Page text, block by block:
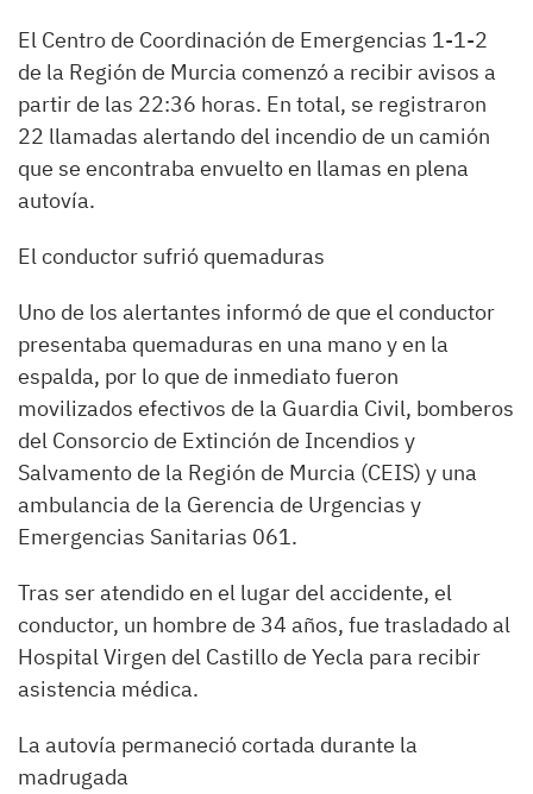
El Centro de Coordinación de Emergencias 1-1-2
de la Región de Murcia comenzó a recibir avisos a
partir de las 22:36 horas. En total, se registraron
22 llamadas alertando del incendio de un camión
que se encontraba envuelto en llamas en plena
autovía.
El conductor sufrió quemaduras
Uno de los alertantes informó de que el conductor
presentaba quemaduras en una mano y en la
espalda, por lo que de inmediato fueron
movilizados efectivos de la Guardia Civil, bomberos
del Consorcio de Extinción de Incendios y
Salvamento de la Región de Murcia (CEIS) y una
ambulancia de la Gerencia de Urgencias y
Emergencias Sanitarias 061.
Tras ser atendido en el lugar del accidente, el
conductor, un hombre de 34 años, fue trasladado al
Hospital Virgen del Castillo de Yecla para recibir
asistencia médica.
La autovía permaneció cortada durante la
madrugada